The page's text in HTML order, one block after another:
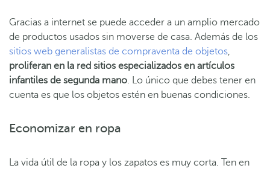
Gracias a internet se puede acceder a un amplio mercado
de productos usados sin moverse de casa. Además de los
sitios web generalistas de compraventa de objetos,
proliferan en la red sitios especializados en artículos
infantiles de segunda mano. Lo único que debes tener en
cuenta es que los objetos estén en buenas condiciones.
Economizar en ropa
La vida útil de la ropa y los zapatos es muy corta. Ten en